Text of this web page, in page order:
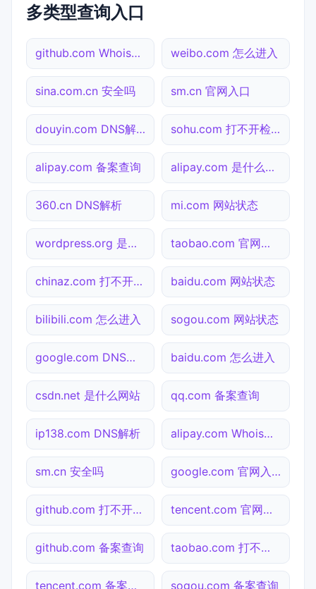
多类型查询入口
github.com Whois查询 weibo.com 怎么进入
sina.com.cn 安全吗 sm.cn 官网入口
douyin.com DNS解析 sohu.com 打不开检测
alipay.com 备案查询 alipay.com 是什么网站
360.cn DNS解析 mi.com 网站状态
wordpress.org 是什么网站 taobao.com 官网入口
chinaz.com 打不开检测 baidu.com 网站状态
bilibili.com 怎么进入 sogou.com 网站状态
google.com DNS解析 baidu.com 怎么进入
csdn.net 是什么网站 qq.com 备案查询
ip138.com DNS解析 alipay.com Whois查询
sm.cn 安全吗 google.com 官网入口
github.com 打不开检测 tencent.com 官网入口
github.com 备案查询 taobao.com 打不开检测
tencent.com 备案查询 sogou.com 备案查询